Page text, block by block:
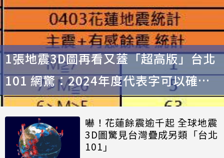
1張地震3D圖再看又蓋「超高版」台北
101 網驚：2024年度代表字可以確定
了？
嚇！花蓮餘震逾千起 全球地震
3D圖驚見台灣疊成另類「台北
101」